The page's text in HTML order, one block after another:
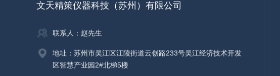
文天精策仪器科技（苏州）有限公司
联系人：赵先生
地址：苏州市吴江区江陵街道云创路233号吴江经济技术开发
区智慧产业园2#北梯5楼